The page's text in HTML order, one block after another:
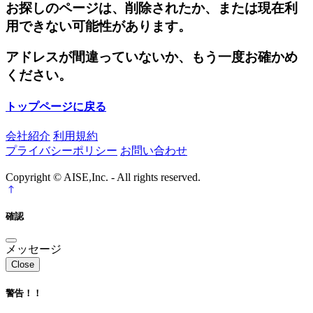
お探しのページは、削除されたか、または現在利
用できない可能性があります。
アドレスが間違っていないか、もう一度お確かめ
ください。
トップページに戻る
会社紹介 利用規約
プライバシーポリシー お問い合わせ
Copyright © AISE,Inc. - All rights reserved.
確認
メッセージ
Close
警告！！